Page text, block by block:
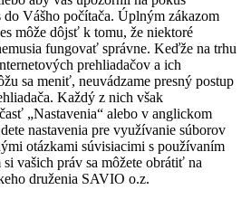
Vášho počítača. Úplným zákazom
môže dôjsť k tomu, že niektoré
fungovať správne. Keďže na trhu
prehliadačov a ich
sa meniť, neuvádzame presný postup
Každý z nich však
„Nastavenia“ alebo v anglickom
nastavenia pre využívanie súborov
otázkami súvisiacimi s používaním
vašich práv sa môžete obrátiť na
druženia SAVIO o.z.